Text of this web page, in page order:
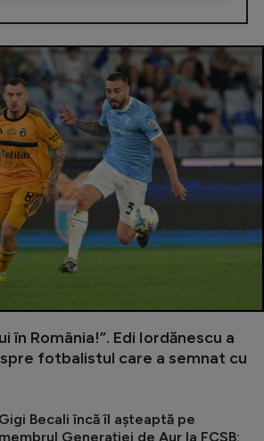
în România!”. Edi Iordănescu a
fotbalistul care a semnat cu
Gigi Becali încă îl așteaptă pe
membrul Generației de Aur la FCSB: